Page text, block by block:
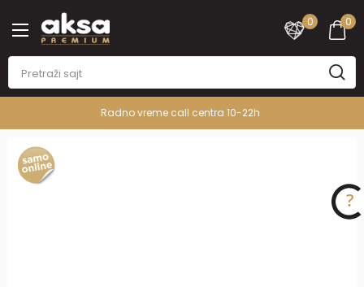
0
0
Radno vreme call centra 10-22h